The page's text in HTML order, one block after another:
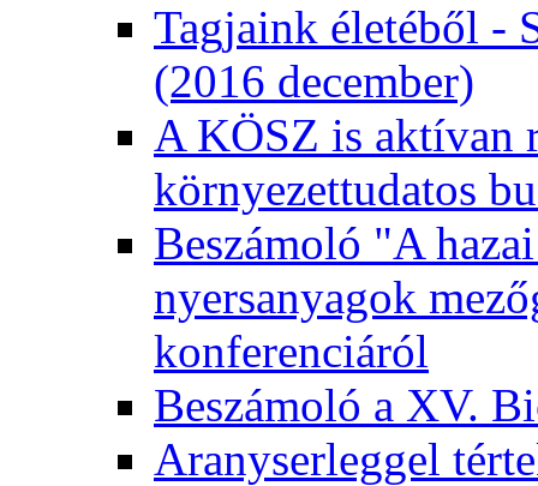
Tagjaink életéből -
(2016 december)
A KÖSZ is aktívan
környezettudatos
Beszámoló "A
nyersanyagok
konferenciáról
Beszámoló a XV.
Aranyserleggel